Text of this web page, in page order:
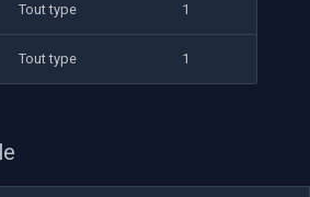
Tout type 1
Tout type 1